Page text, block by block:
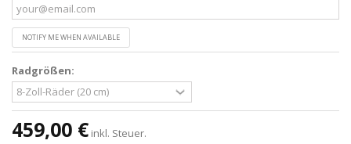
NOTIFY ME WHEN AVAILABLE
Radgrößen:
459,00 € inkl. Steuer.